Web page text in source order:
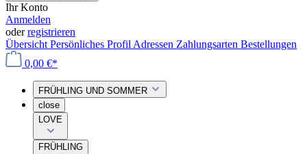
Ihr Konto
Anmelden
oderregistrieren
Übersicht Persönliches Profil Adressen Zahlungsarten Bestellungen
0,00 €*
FRÜHLING UND SOMMER
close
LOVE
FRÜHLING